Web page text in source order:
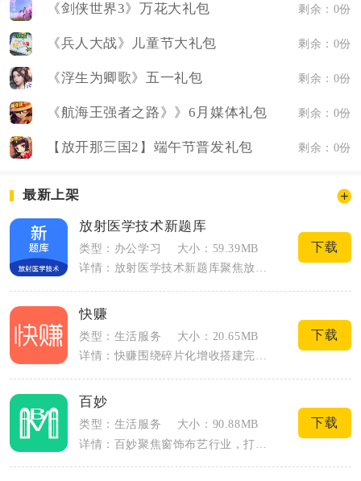
《剑侠世界3》万花大礼包 剩余：0份
《兵人大战》儿童节大礼包 剩余：0份
《浮生为卿歌》五一礼包 剩余：0份
《航海王强者之路》》6月媒体礼包 剩余：0份
【放开那三国2】端午节普发礼包 剩余：0份
最新上架
放射医学技术新题库
类型：办公学习
大小：59.39MB
详情：放射医学技术新题库聚焦放射医学技术士、放射医学技术师、中级职称三类卫生资格考...
下载
快赚
类型：生活服务
大小：20.65MB
详情：快赚围绕碎片化增收搭建完整任务与兼职体系，面向学生、上班族、宝妈等群体开放增...
下载
百妙
类型：生活服务
大小：90.88MB
下载